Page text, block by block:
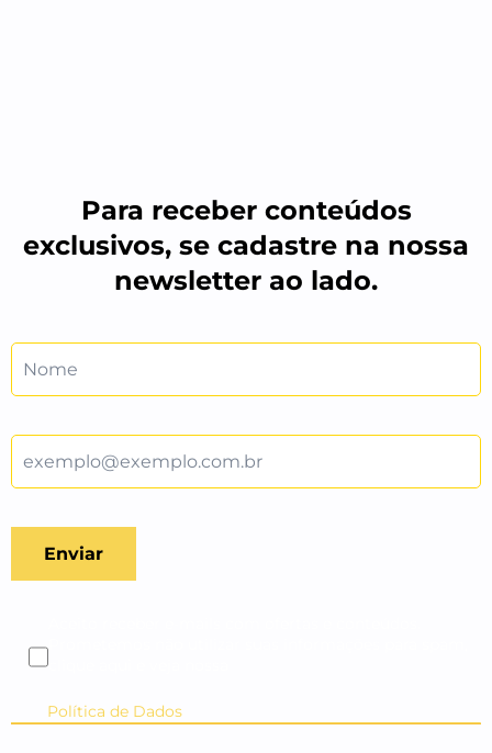
Para receber conteúdos
exclusivos, se cadastre na nossa
newsletter ao lado.
Prometemos não utilizar suas informações para spam,
clique aqui e veja nossa
Política de Dados